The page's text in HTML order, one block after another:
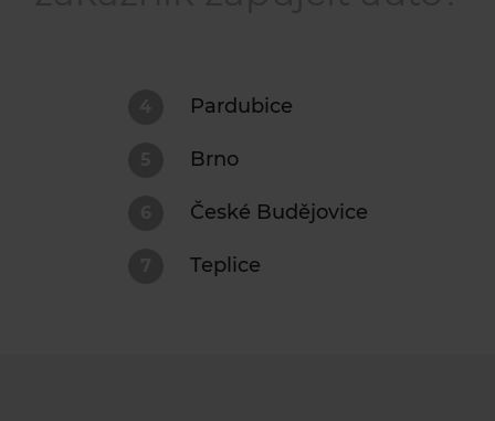
Pardubice
Brno
České Budějovice
Teplice